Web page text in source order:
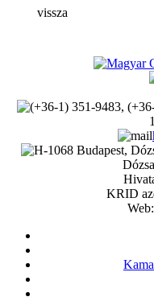
vissza
KRID